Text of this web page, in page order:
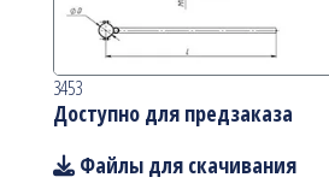
3453
Доступно для предзаказа
Файлы для скачивания